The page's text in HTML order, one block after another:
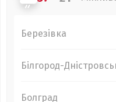
Березівка
Білгород-
Болград